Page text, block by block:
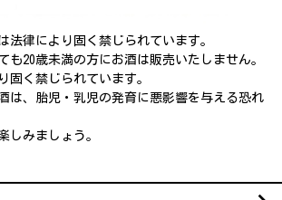
法律により固く禁じられています。
も20歳未満の方にお酒は販売いたしません。
固く禁じられています。
は、胎児・乳児の発育に悪影響を与える恐れ
しみましょう。